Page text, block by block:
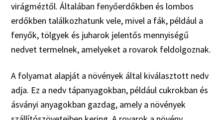
virágméztől. Általában fenyőerdőkben és lombos
erdőkben találkozhatunk vele, mivel a fák, például a
fenyők, tölgyek és juharok jelentős mennyiségű
nedvet termelnek, amelyeket a rovarok feldolgoznak.
A folyamat alapját a növények által kiválasztott nedv
adja. Ez a nedv tápanyagokban, például cukrokban és
ásványi anyagokban gazdag, amely a növények